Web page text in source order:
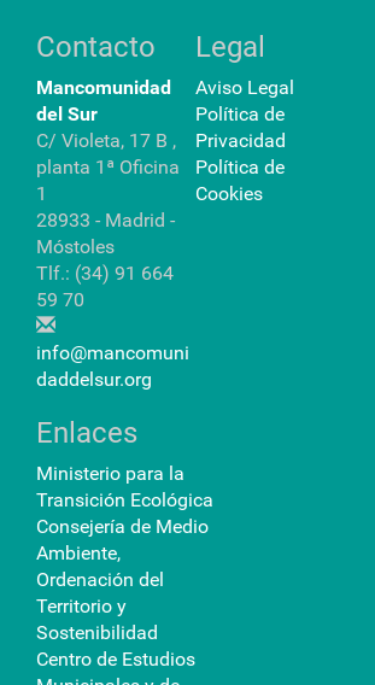
n
Contacto
Mancomunidad
del Sur
C/ Violeta, 17 B ,
planta 1ª Oficina
1
28933 - Madrid -
Móstoles
Tlf.: (34) 91 664
59 70
info@mancomuni
daddelsur.org
Legal
Aviso Legal
Política de
Privacidad
Política de
Cookies
Enlaces
Ministerio para la
Transición Ecológica
Consejería de Medio
Ambiente,
Ordenación del
Territorio y
Sostenibilidad
Centro de Estudios